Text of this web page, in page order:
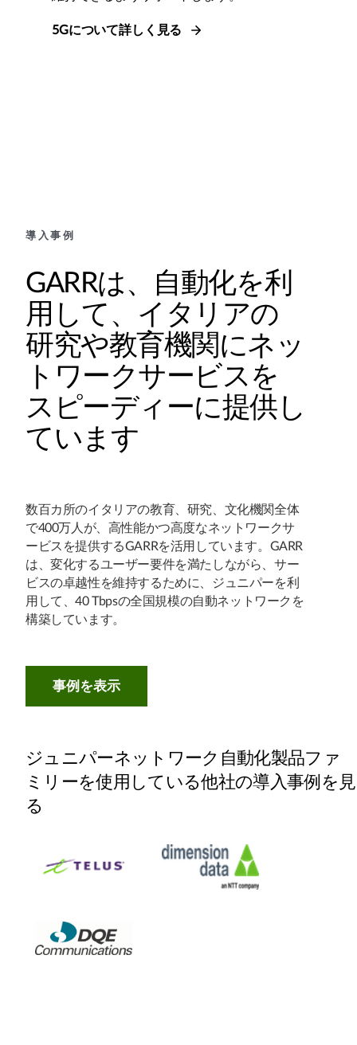
5Gについて詳しく見る
導入事例
GARRは、自動化を利
用して、イタリアの
研究や教育機関にネッ
トワークサービスを
スピーディーに提供し
ています
数百カ所のイタリアの教育、研究、文化機関全体
で400万人が、高性能かつ高度なネットワークサ
ービスを提供するGARRを活用しています。GARR
は、変化するユーザー要件を満たしながら、サー
ビスの卓越性を維持するために、ジュニパーを利
用して、40 Tbpsの全国規模の自動ネットワークを
構築しています。
事例を表示
ジュニパーネットワーク自動化製品ファ
ミリーを使用している他社の導入事例を見
る